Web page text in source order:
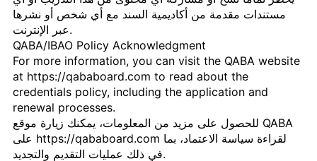
مستندات مقدمة من أكاديمية السند مع أي شخص أو نشرها
عبر الإنترنت.
QABA/IBAO Policy Acknowledgment
For more information, you can visit the QABA website
at https://qababoard.com to read about the
credentials policy, including the application and
renewal processes.
للحصول على مزيد من المعلومات، يمكنك زيارة موقع QABA
على https://qababoard.com لقراءة سياسة الاعتماد، بما
في ذلك عمليات التقديم والتجديد.